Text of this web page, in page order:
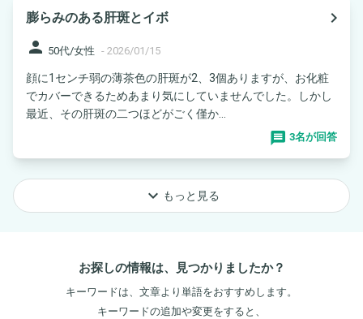
膨らみのある肝斑とイボ
navigate_next
person 50代/女性 - 2026/01/15
顔に1センチ弱の薄茶色の肝斑が2、3個ありますが、お化粧
でカバーできるためあまり気にしていませんでした。しかし
最近、その肝斑の二つほどがごく僅か...
3名が回答
keyboard_arrow_down もっと見る
お探しの情報は、見つかりましたか？
キーワードは、文章より単語をおすすめします。
キーワードの追加や変更をすると、